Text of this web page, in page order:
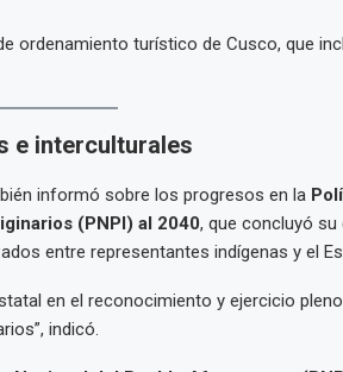
ordenamiento turístico de Cusco, que
e interculturales
informó sobre los progresos en la
(PNPI) al 2040, que concluyó su
entre representantes indígenas y el
en el reconocimiento y ejercicio
indicó.